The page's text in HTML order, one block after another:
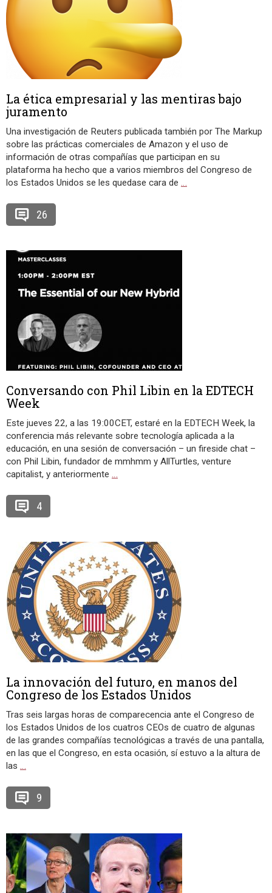
La ética empresarial y las mentiras bajo
juramento
Una investigación de Reuters publicada también por The Markup
sobre las prácticas comerciales de Amazon y el uso de
información de otras compañías que participan en su
plataforma ha hecho que a varios miembros del Congreso de
los Estados Unidos se les quedase cara de …
26
Conversando con Phil Libin en la EDTECH
Week
Este jueves 22, a las 19:00CET, estaré en la EDTECH Week, la
conferencia más relevante sobre tecnología aplicada a la
educación, en una sesión de conversación – un fireside chat –
con Phil Libin, fundador de mmhmm y AllTurtles, venture
capitalist, y anteriormente …
4
La innovación del futuro, en manos del
Congreso de los Estados Unidos
Tras seis largas horas de comparecencia ante el Congreso de
los Estados Unidos de los cuatros CEOs de cuatro de algunas
de las grandes compañías tecnológicas a través de una pantalla,
en las que el Congreso, en esta ocasión, sí estuvo a la altura de
las …
9